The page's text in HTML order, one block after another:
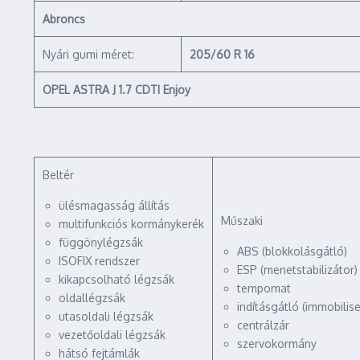
Abroncs
Nyári gumi méret: 205/60 R 16
OPEL ASTRA J 1.7 CDTI Enjoy
Beltér
ülésmagasság állítás
multifunkciós kormánykerék
függönylégzsák
ISOFIX rendszer
kikapcsolható légzsák
oldallégzsák
utasoldali légzsák
vezetőoldali légzsák
hátsó fejtámlák
Műszaki
ABS (blokkolásgátló)
ESP (menetstabilizátor)
tempomat
indításgátló
centrálzár
szervokormány